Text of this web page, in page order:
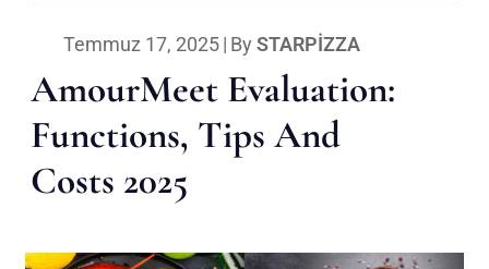
Temmuz 17, 2025| By STARPIZZA
AmourMeet Evaluation:
Functions, Tips And
Costs 2025